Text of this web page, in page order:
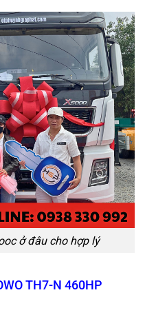
ở đâu cho hợp lý
TH7-N 460HP